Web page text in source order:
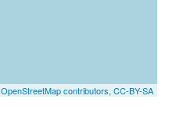
OpenStreetMap contributors, CC-BY-SA